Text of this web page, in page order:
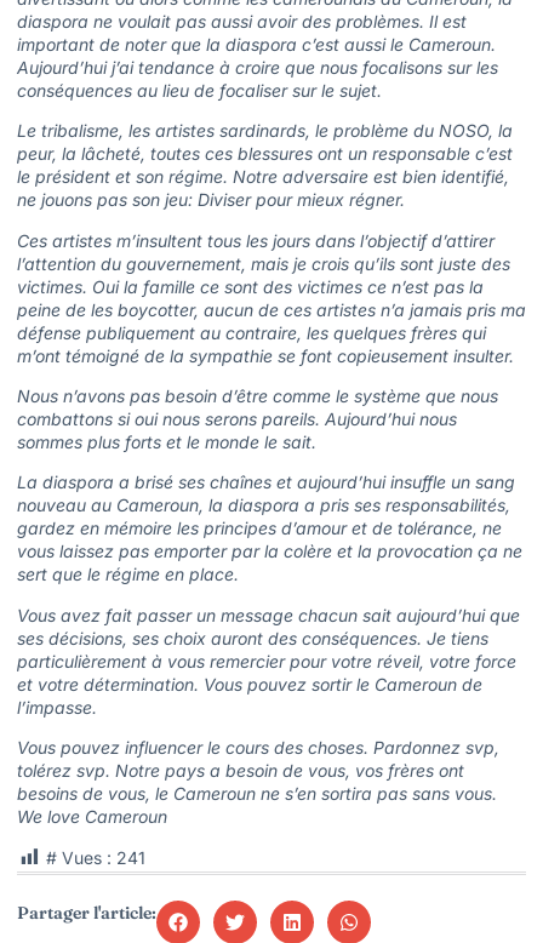
diaspora ne voulait pas aussi avoir des problèmes. Il est
important de noter que la diaspora c’est aussi le Cameroun.
Aujourd’hui j’ai tendance à croire que nous focalisons sur les
conséquences au lieu de focaliser sur le sujet.
Le tribalisme, les artistes sardinards, le problème du NOSO, la
peur, la lâcheté, toutes ces blessures ont un responsable c’est
le président et son régime. Notre adversaire est bien identifié,
ne jouons pas son jeu: Diviser pour mieux régner.
Ces artistes m’insultent tous les jours dans l’objectif d’attirer
l’attention du gouvernement, mais je crois qu’ils sont juste des
victimes. Oui la famille ce sont des victimes ce n’est pas la
peine de les boycotter, aucun de ces artistes n’a jamais pris ma
défense publiquement au contraire, les quelques frères qui
m’ont témoigné de la sympathie se font copieusement insulter.
Nous n’avons pas besoin d’être comme le système que nous
combattons si oui nous serons pareils. Aujourd’hui nous
sommes plus forts et le monde le sait.
La diaspora a brisé ses chaînes et aujourd’hui insuffle un sang
nouveau au Cameroun, la diaspora a pris ses responsabilités,
gardez en mémoire les principes d’amour et de tolérance, ne
vous laissez pas emporter par la colère et la provocation ça ne
sert que le régime en place.
Vous avez fait passer un message chacun sait aujourd’hui que
ses décisions, ses choix auront des conséquences. Je tiens
particulièrement à vous remercier pour votre réveil, votre force
et votre détermination. Vous pouvez sortir le Cameroun de
l’impasse.
Vous pouvez influencer le cours des choses. Pardonnez svp,
tolérez svp. Notre pays a besoin de vous, vos frères ont
besoins de vous, le Cameroun ne s’en sortira pas sans vous.
We love Cameroun
# Vues : 241
Partager l'article: